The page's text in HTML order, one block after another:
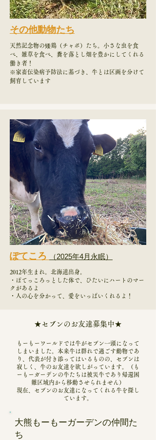
​その他動物たち
天然記念物の矮鶏（チャボ）たち。小さな虫を食
べ、雑草を食べ、糞を落とし畑を豊かにしてくれる
働き者！
​※家畜伝染病予防法に基づき、牛とは区画を分けて
飼育しています
ぽてころ （2025年4月永眠）
​2012年生まれ。北海道出身。
・ぽてっころっとした体で、ひたいにハートのマー
クがあるよ
・人の心を分かって、愛をいっぱいくれるよ！
★セブンのお友達募集中★
もーもーワールドでは牛がセブン一頭になって
しまいました。本来牛は群れで過ごす動物であ
り、代表が付き添ってはいるものの、セブンは
寂しく、牛のお友達を欲しがっています。（も
ーもーガーデンの牛たちは被災牛であり帰還困
難区域内から移動させられません）
​現在、セブンのお友達になってくれる牛を探し
ています。
​大熊もーもーガーデンの仲間た
ち